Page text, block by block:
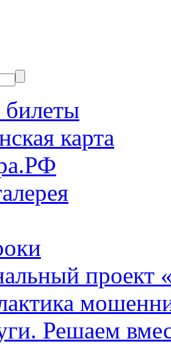
карта
проект
Решаем